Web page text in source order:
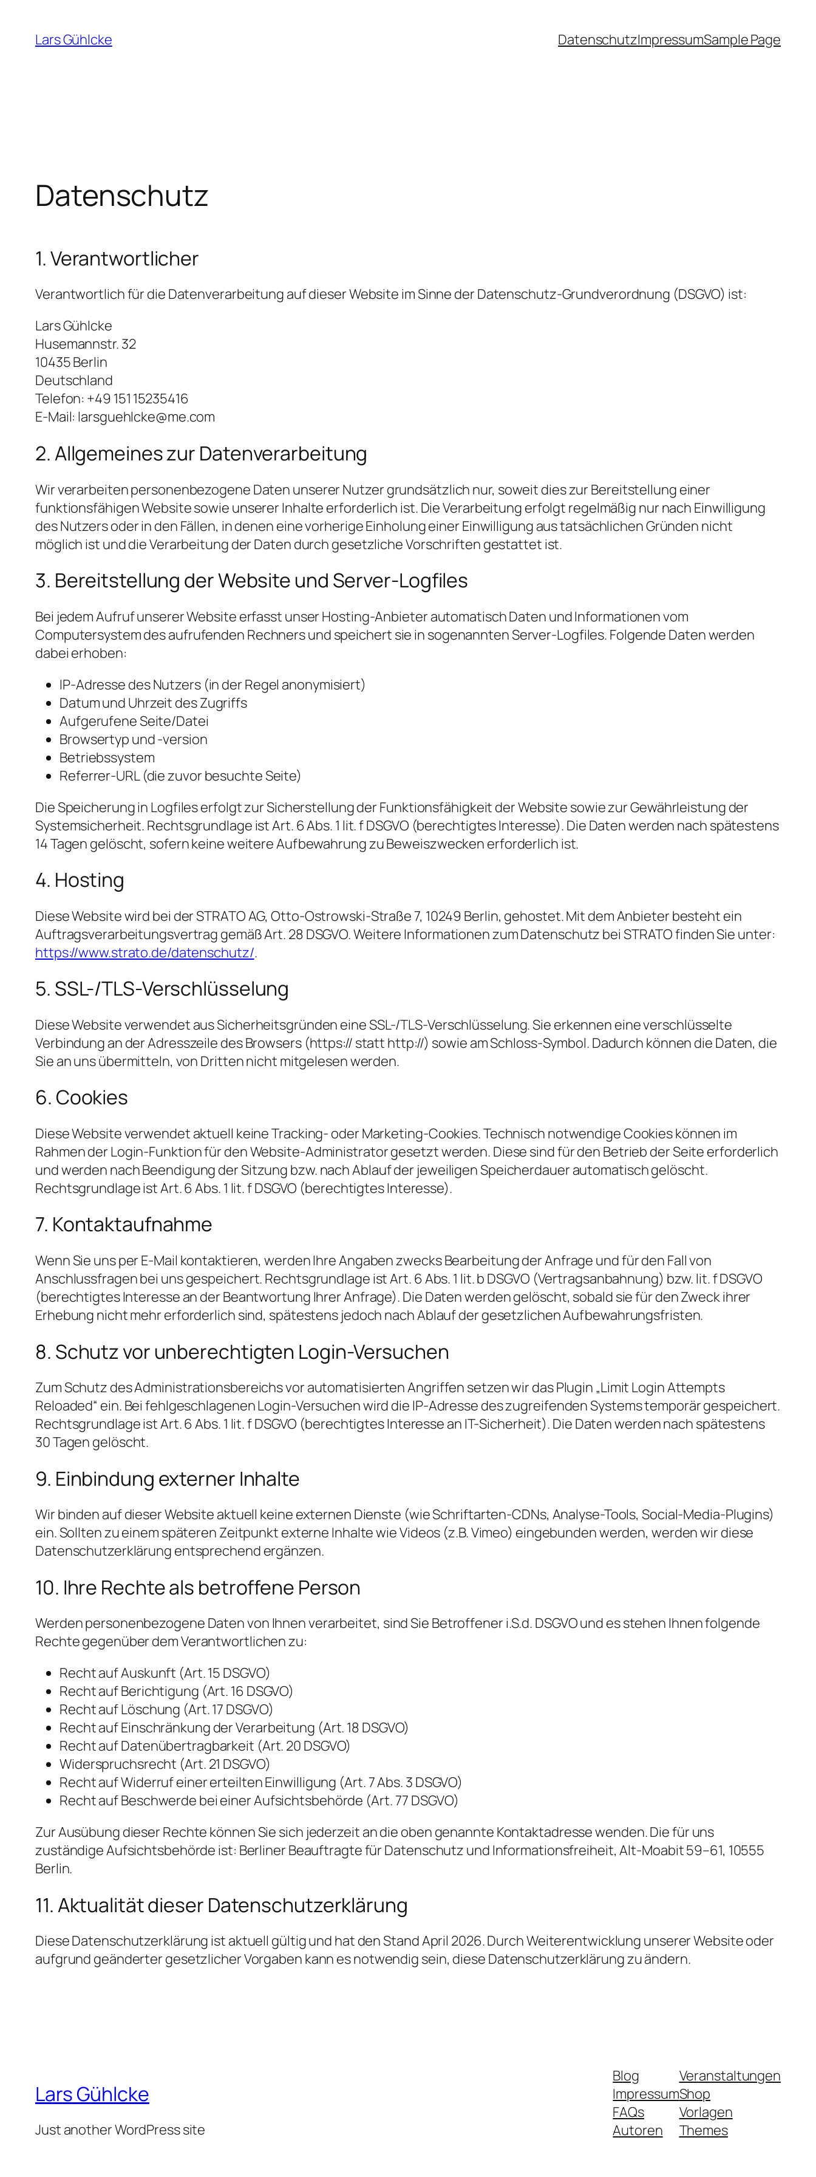
Inhalt
springen
Lars Gühlcke DatenschutzImpressumSample Page
Datenschutz
1. Verantwortlicher
Verantwortlich für die Datenverarbeitung auf dieser Website im Sinne der Datenschutz-Grundverordnung (DSGVO) ist:
Lars Gühlcke
Husemannstr. 32
10435 Berlin
Deutschland
Telefon: +49 151 15235416
E-Mail: larsguehlcke@me.com
2. Allgemeines zur Datenverarbeitung
Wir verarbeiten personenbezogene Daten unserer Nutzer grundsätzlich nur, soweit dies zur Bereitstellung einer
funktionsfähigen Website sowie unserer Inhalte erforderlich ist. Die Verarbeitung erfolgt regelmäßig nur nach Einwilligung
des Nutzers oder in den Fällen, in denen eine vorherige Einholung einer Einwilligung aus tatsächlichen Gründen nicht
möglich ist und die Verarbeitung der Daten durch gesetzliche Vorschriften gestattet ist.
3. Bereitstellung der Website und Server-Logfiles
Bei jedem Aufruf unserer Website erfasst unser Hosting-Anbieter automatisch Daten und Informationen vom
Computersystem des aufrufenden Rechners und speichert sie in sogenannten Server-Logfiles. Folgende Daten werden
dabei erhoben:
IP-Adresse des Nutzers (in der Regel anonymisiert)
Datum und Uhrzeit des Zugriffs
Aufgerufene Seite/Datei
Browsertyp und -version
Betriebssystem
Referrer-URL (die zuvor besuchte Seite)
Die Speicherung in Logfiles erfolgt zur Sicherstellung der Funktionsfähigkeit der Website sowie zur Gewährleistung der
Systemsicherheit. Rechtsgrundlage ist Art. 6 Abs. 1 lit. f DSGVO (berechtigtes Interesse). Die Daten werden nach spätestens
14 Tagen gelöscht, sofern keine weitere Aufbewahrung zu Beweiszwecken erforderlich ist.
4. Hosting
Diese Website wird bei der STRATO AG, Otto-Ostrowski-Straße 7, 10249 Berlin, gehostet. Mit dem Anbieter besteht ein
Auftragsverarbeitungsvertrag gemäß Art. 28 DSGVO. Weitere Informationen zum Datenschutz bei STRATO finden Sie unter:
https://www.strato.de/datenschutz/.
5. SSL-/TLS-Verschlüsselung
Diese Website verwendet aus Sicherheitsgründen eine SSL-/TLS-Verschlüsselung. Sie erkennen eine verschlüsselte
Verbindung an der Adresszeile des Browsers (https:// statt http://) sowie am Schloss-Symbol. Dadurch können die Daten, die
Sie an uns übermitteln, von Dritten nicht mitgelesen werden.
6. Cookies
Diese Website verwendet aktuell keine Tracking- oder Marketing-Cookies. Technisch notwendige Cookies können im
Rahmen der Login-Funktion für den Website-Administrator gesetzt werden. Diese sind für den Betrieb der Seite erforderlich
und werden nach Beendigung der Sitzung bzw. nach Ablauf der jeweiligen Speicherdauer automatisch gelöscht.
Rechtsgrundlage ist Art. 6 Abs. 1 lit. f DSGVO (berechtigtes Interesse).
7. Kontaktaufnahme
Wenn Sie uns per E-Mail kontaktieren, werden Ihre Angaben zwecks Bearbeitung der Anfrage und für den Fall von
Anschlussfragen bei uns gespeichert. Rechtsgrundlage ist Art. 6 Abs. 1 lit. b DSGVO (Vertragsanbahnung) bzw. lit. f DSGVO
(berechtigtes Interesse an der Beantwortung Ihrer Anfrage). Die Daten werden gelöscht, sobald sie für den Zweck ihrer
Erhebung nicht mehr erforderlich sind, spätestens jedoch nach Ablauf der gesetzlichen Aufbewahrungsfristen.
8. Schutz vor unberechtigten Login-Versuchen
Zum Schutz des Administrationsbereichs vor automatisierten Angriffen setzen wir das Plugin „Limit Login Attempts
Reloaded“ ein. Bei fehlgeschlagenen Login-Versuchen wird die IP-Adresse des zugreifenden Systems temporär gespeichert.
Rechtsgrundlage ist Art. 6 Abs. 1 lit. f DSGVO (berechtigtes Interesse an IT-Sicherheit). Die Daten werden nach spätestens
30 Tagen gelöscht.
9. Einbindung externer Inhalte
Wir binden auf dieser Website aktuell keine externen Dienste (wie Schriftarten-CDNs, Analyse-Tools, Social-Media-Plugins)
ein. Sollten zu einem späteren Zeitpunkt externe Inhalte wie Videos (z.B. Vimeo) eingebunden werden, werden wir diese
Datenschutzerklärung entsprechend ergänzen.
10. Ihre Rechte als betroffene Person
Werden personenbezogene Daten von Ihnen verarbeitet, sind Sie Betroffener i.S.d. DSGVO und es stehen Ihnen folgende
Rechte gegenüber dem Verantwortlichen zu:
Recht auf Auskunft (Art. 15 DSGVO)
Recht auf Berichtigung (Art. 16 DSGVO)
Recht auf Löschung (Art. 17 DSGVO)
Recht auf Einschränkung der Verarbeitung (Art. 18 DSGVO)
Recht auf Datenübertragbarkeit (Art. 20 DSGVO)
Widerspruchsrecht (Art. 21 DSGVO)
Recht auf Widerruf einer erteilten Einwilligung (Art. 7 Abs. 3 DSGVO)
Recht auf Beschwerde bei einer Aufsichtsbehörde (Art. 77 DSGVO)
Zur Ausübung dieser Rechte können Sie sich jederzeit an die oben genannte Kontaktadresse wenden. Die für uns
zuständige Aufsichtsbehörde ist: Berliner Beauftragte für Datenschutz und Informationsfreiheit, Alt-Moabit 59–61, 10555
Berlin.
11. Aktualität dieser Datenschutzerklärung
Diese Datenschutzerklärung ist aktuell gültig und hat den Stand April 2026. Durch Weiterentwicklung unserer Website oder
aufgrund geänderter gesetzlicher Vorgaben kann es notwendig sein, diese Datenschutzerklärung zu ändern.
Lars Gühlcke
Just another WordPress site
Blog
Impressum
FAQs
Autoren
Veranstaltungen
Shop
Vorlagen
Themes